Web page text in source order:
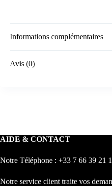
Informations complémentaires
Avis (0)
AIDE & CONTACT
Notre Téléphone : +33 7 66 39 21
Notre service client traite vos